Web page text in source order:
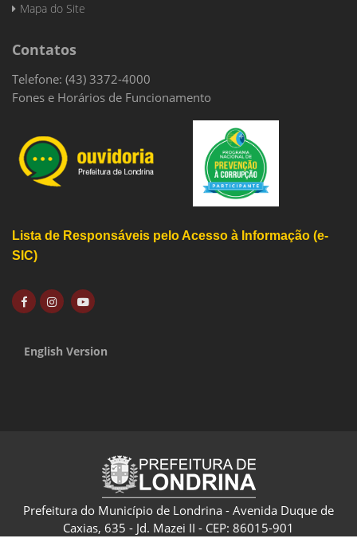
Mapa do Site
Contatos
Telefone: (43) 3372-4000
Fones e Horários de Funcionamento
Lista de Responsáveis pelo Acesso à Informação (e-
SIC)
English Version
Prefeitura do Município de Londrina - Avenida Duque de
Caxias, 635 - Jd. Mazei II - CEP: 86015-901